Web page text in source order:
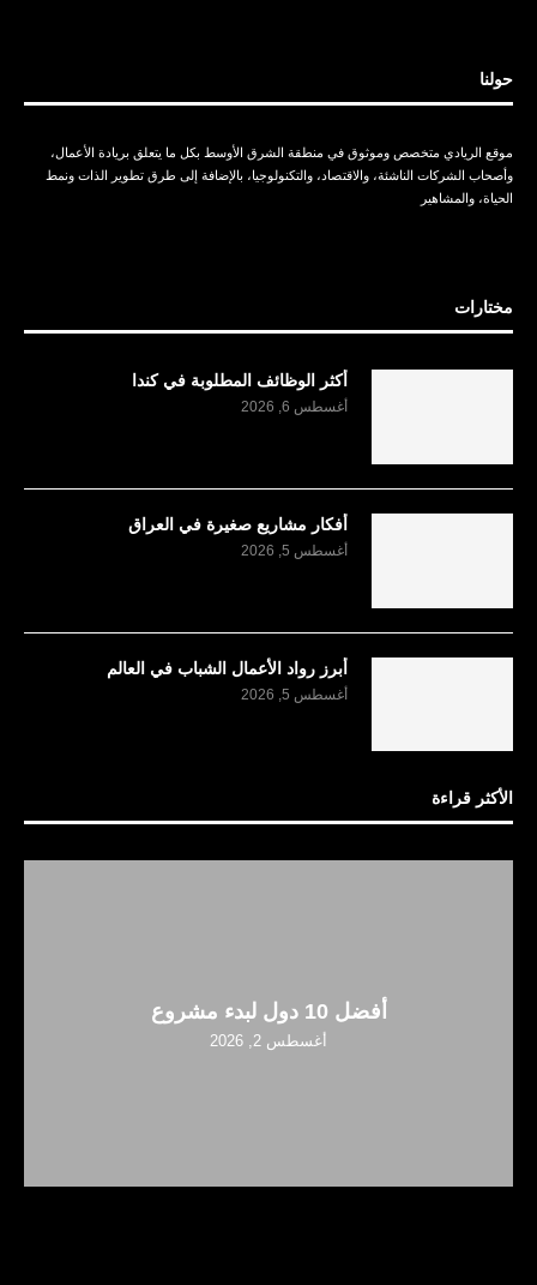
حولنا
موقع الريادي متخصص وموثوق في منطقة الشرق الأوسط بكل ما يتعلق بريادة الأعمال،
وأصحاب الشركات الناشئة، والاقتصاد، والتكنولوجيا، بالإضافة إلى طرق تطوير الذات ونمط
الحياة، والمشاهير
مختارات
أكثر الوظائف المطلوبة في كندا
أغسطس 6, 2026
أفكار مشاريع صغيرة في العراق
أغسطس 5, 2026
أبرز رواد الأعمال الشباب في العالم
أغسطس 5, 2026
الأكثر قراءة
أفضل 10 دول لبدء مشروع
أغسطس 2, 2026